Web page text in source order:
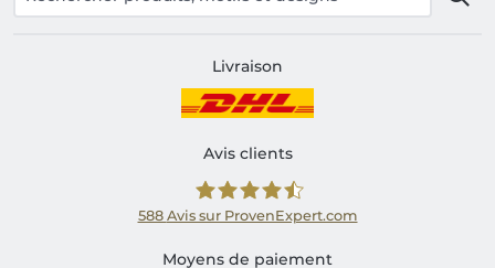
Livraison
Avis clients
Shirtinator FR
588 Avis sur ProvenExpert.com
Moyens de paiement